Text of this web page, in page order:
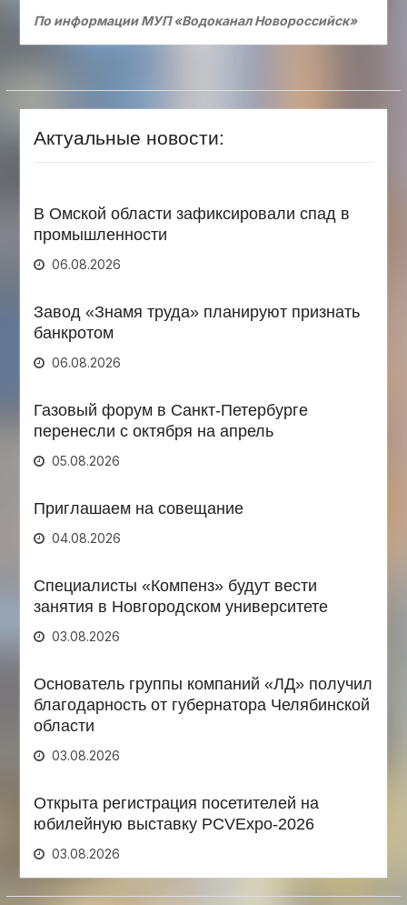
По информации МУП «Водоканал Новороссийск»
Актуальные новости:
В Омской области зафиксировали спад в
промышленности
06.08.2026
Завод «Знамя труда» планируют признать
банкротом
06.08.2026
Газовый форум в Санкт-Петербурге
перенесли с октября на апрель
05.08.2026
Приглашаем на совещание
04.08.2026
Специалисты «Компенз» будут вести
занятия в Новгородском университете
03.08.2026
Основатель группы компаний «ЛД» получил
благодарность от губернатора Челябинской
области
03.08.2026
Открыта регистрация посетителей на
юбилейную выставку PCVExpo-2026
03.08.2026